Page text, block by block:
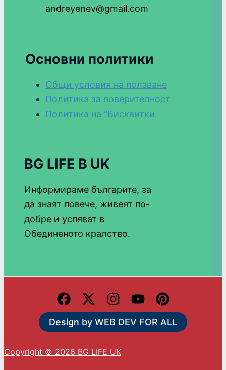
andreyenev@gmail.com
Основни политики
Общи условия на ползване
Политика за поверителност
Политика на "Бисквитки
BG LIFE В UK
Информираме българите, за
да знаят повече, живеят по-
добре и успяват в
Обединеното кралство.
Design by WEB DEV FOR ALL
Copyright © 2026 BG LIFE UK